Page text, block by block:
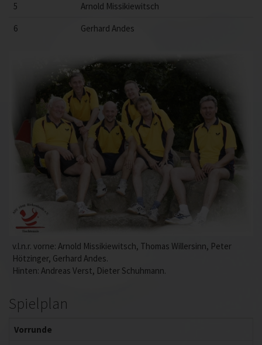
5
Arnold Missikiewitsch
6
Gerhard Andes
v.l.n.r. vorne: Arnold Missikiewitsch, Thomas Willersinn, Peter
Hötzinger, Gerhard Andes.
Hinten: Andreas Verst, Dieter Schuhmann.
Spielplan
Vorrunde